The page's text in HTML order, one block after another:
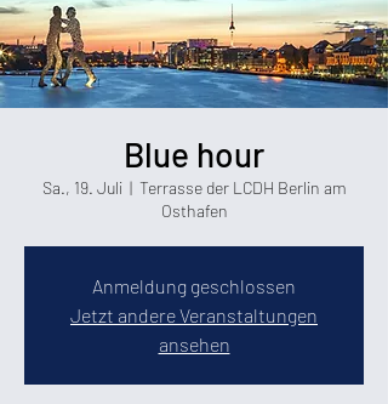
Blue hour
Sa., 19. Juli
  |
Terrasse der LCDH Berlin am
Osthafen
Anmeldung geschlossen
Jetzt andere Veranstaltungen
ansehen